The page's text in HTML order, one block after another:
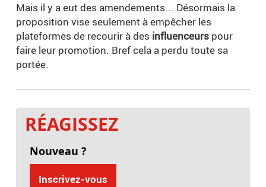
Mais il y a eut des amendements... Désormais la
proposition vise seulement à empêcher les
plateformes de recourir à des influenceurs pour
faire leur promotion. Bref cela a perdu toute sa
portée.
RÉAGISSEZ
Nouveau ?
Inscrivez-vous